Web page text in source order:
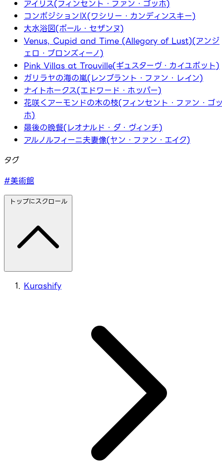
アイリス(フィンセント・ファン・ゴッホ)
コンポジションⅨ(ワシリー・カンディンスキー)
大水浴図(ポール・セザンヌ)
Venus, Cupid and Time (Allegory of Lust)(アンジ
ェロ・ブロンズィーノ)
Pink Villas at Trouville(ギュスターヴ・カイユボット)
ガリラヤの海の嵐(レンブラント・ファン・レイン)
ナイトホークス(エドワード・ホッパー)
花咲くアーモンドの木の枝(フィンセント・ファン・ゴ
ホ)
最後の晩餐(レオナルド・ダ・ヴィンチ)
アルノルフィーニ夫妻像(ヤン・ファン・エイク)
タグ
#美術館
トップにスクロール
Kurashify